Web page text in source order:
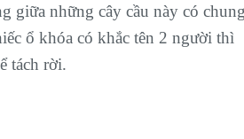
giữa những cây cầu này có
ổ khóa có khắc tên 2 người thì
tách rời.